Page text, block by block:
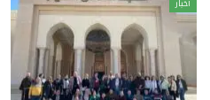
أخبار